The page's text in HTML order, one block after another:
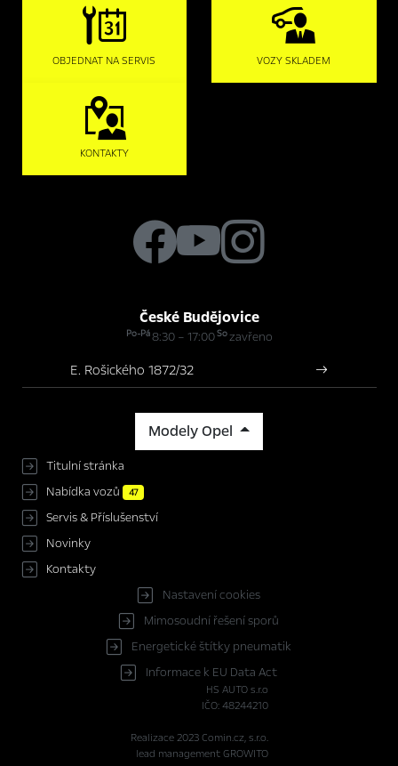
OBJEDNAT NA SERVIS VOZY SKLADEM
KONTAKTY
České Budějovice
Po-Pá8:30 – 17:00Sozavřeno
E. Rošického 1872/32
Modely Opel
Titulní stránka
Nabídka vozů
47
Servis & Příslušenství
Novinky
Kontakty
Nastavení cookies
Mimosoudní řešení sporů
Energetické štítky pneumatik
Informace k EU Data Act
HS AUTO s.r.o
IČO: 48244210
Realizace 2023 Comin.cz, s.r.o.
lead management GROWITO